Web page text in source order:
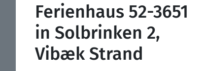
Ferienhaus 52-3651
in Solbrinken 2,
Vibæk Strand